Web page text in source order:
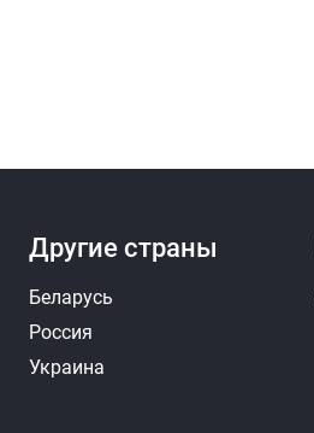
Другие страны
Беларусь
Россия
Украина